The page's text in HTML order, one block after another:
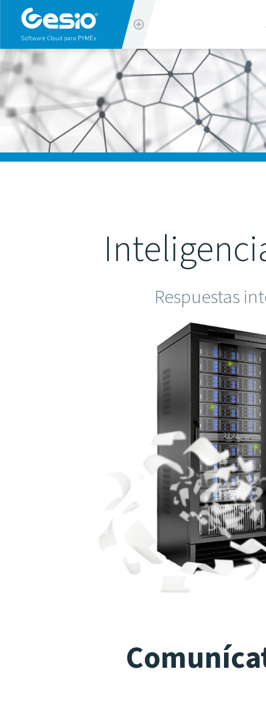
info@gesio.com
(+34) 963 32 90 20
Respuestas